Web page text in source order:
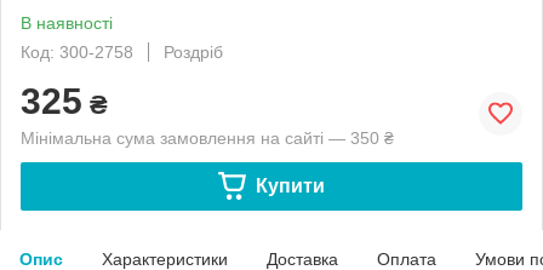
В наявності
Код: 300-2758
Роздріб
325 ₴
Мінімальна сума замовлення на сайті — 350 ₴
Купити
Опис Характеристики Доставка Оплата Умови